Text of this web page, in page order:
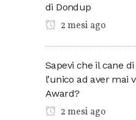
di Dondup
2 mesi ago
Sapevi che il cane
l’unico ad aver mai
Award?
2 mesi ago